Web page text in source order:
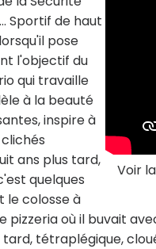
Voir
Sportif de haut
pose
l'objectif du
qui travaille
à la beauté
inspire à
ans plus tard,
quelques
le colosse à
pizzeria où il buvait
tard, tétraplégique,